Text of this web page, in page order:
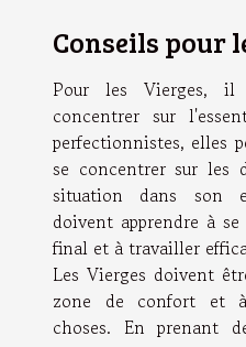
Conseils pour
Pour les Vierges,
concentrer sur
perfectionnistes, elles
se concentrer sur les
situation dans son
doivent apprendre à
final et à travailler
Les Vierges doivent
zone de confort et
choses. En prenant